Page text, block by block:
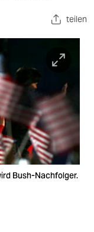
teilen
Bush-Nachfolger.